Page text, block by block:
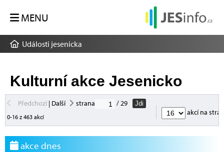
MENU
Události jesenicka
Kulturní akce Jesenicko
Předchozí| Další strana / 29
Jdi
0-16 z 463 akcí
akcí na
akce dnes